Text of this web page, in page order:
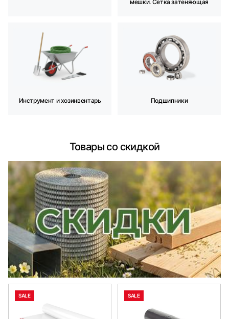
мешки. Сетка затеняющая
Инструмент и хозинвентарь Подшипники
Товары со скидкой
SALE SALE